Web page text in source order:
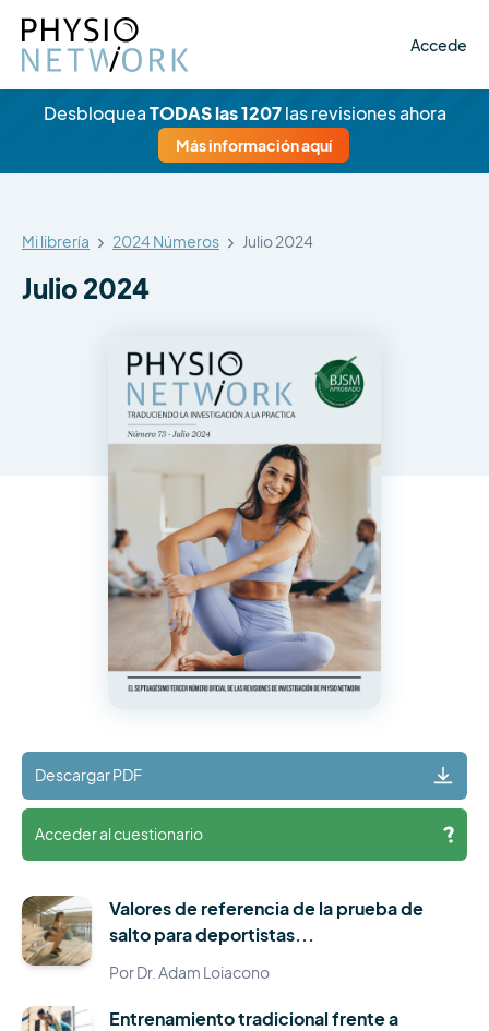
Accede
DesbloqueaTODAS las 1207las revisiones ahora
Más información aquí
Mi librería 2024 Números Julio 2024
Julio 2024
Descargar PDF
Acceder al cuestionario
Valores de referencia de la prueba de
salto para deportistas...
Por Dr. Adam Loiacono
Entrenamiento tradicional frente a